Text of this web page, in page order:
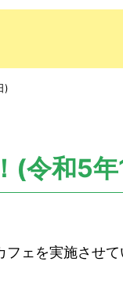
)
(令和5
ェを実施させて